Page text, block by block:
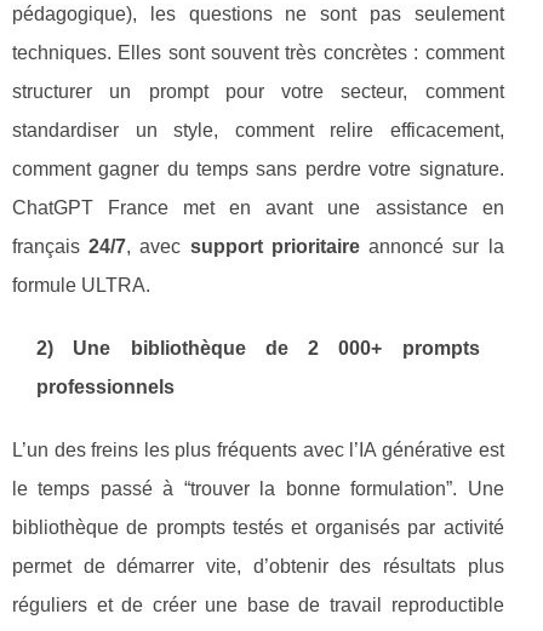
pédagogique), les questions ne sont pas seulement
techniques. Elles sont souvent très concrètes : comment
structurer un prompt pour votre secteur, comment
standardiser un style, comment relire efficacement,
comment gagner du temps sans perdre votre signature.
ChatGPT France met en avant une assistance en
français24/7, avec support prioritaireannoncé sur la
formule ULTRA.
2) Une bibliothèque de 2 000+ prompts
professionnels
L’un des freins les plus fréquents avec l’IA générative est
le temps passé à “trouver la bonne formulation”. Une
bibliothèque de prompts testés et organisés par activité
permet de démarrer vite, d’obtenir des résultats plus
réguliers et de créer une base de travail reproductible